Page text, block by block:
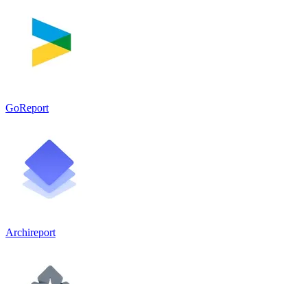
GoReport
Archireport